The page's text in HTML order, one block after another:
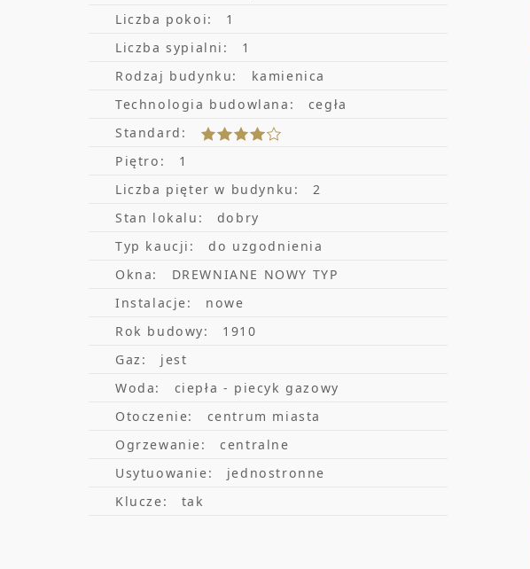
Liczba pokoi:
1
Liczba sypialni:
1
Rodzaj budynku:
kamienica
Technologia budowlana:
cegła
Standard:
Piętro:
1
Liczba pięter w budynku:
2
Stan lokalu:
dobry
Typ kaucji:
do uzgodnienia
Okna:
DREWNIANE NOWY TYP
Instalacje:
nowe
Rok budowy:
1910
Gaz:
jest
Woda:
ciepła - piecyk gazowy
Otoczenie:
centrum miasta
Ogrzewanie:
centralne
Usytuowanie:
jednostronne
Klucze:
tak